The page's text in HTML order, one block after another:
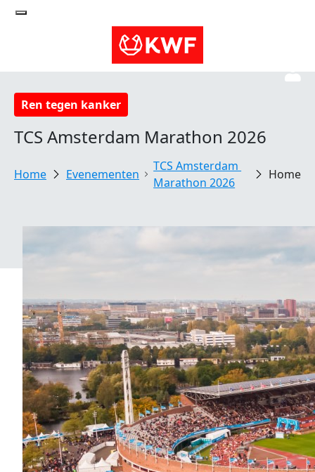
Ren tegen kanker
TCS Amsterdam Marathon 2026
Evenementen
TCS Amsterdam
Marathon 2026
Home